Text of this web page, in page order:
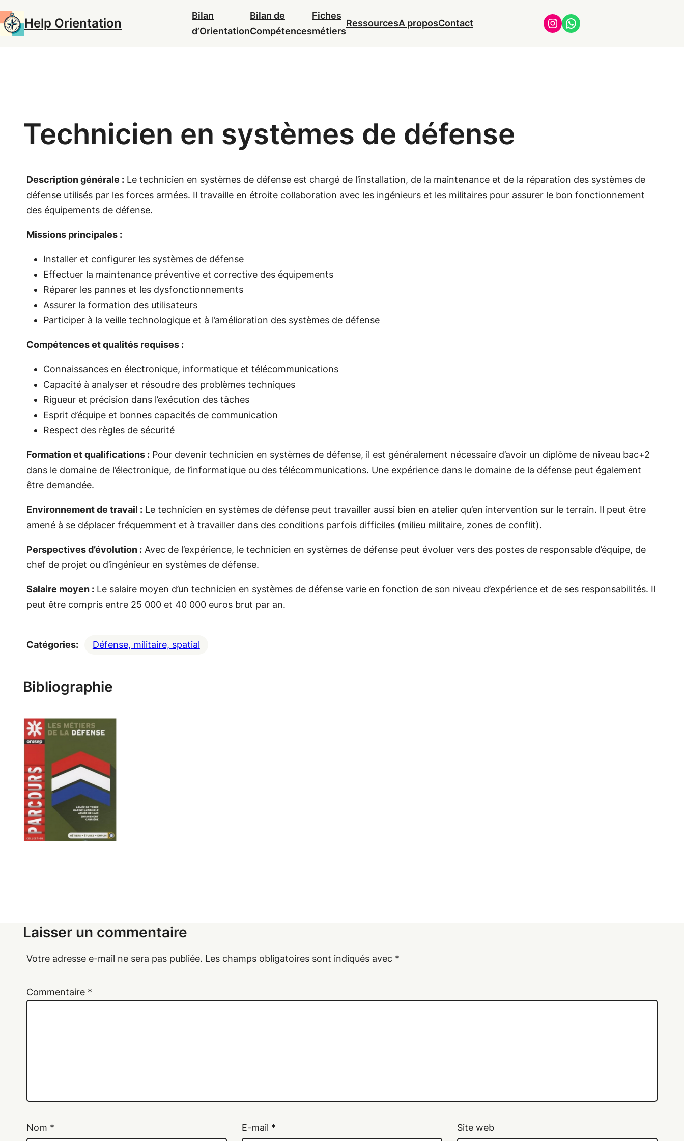
au
contenu
Help Orientation
Bilan
d’Orientation
Bilan de
Compétences
Fiches
métiers
RessourcesA proposContact Instagram
WhatsApp
Technicien en systèmes de défense
Description générale :Le technicien en systèmes de défense est chargé de l’installation, de la maintenance et de la réparation des systèmes de
défense utilisés par les forces armées. Il travaille en étroite collaboration avec les ingénieurs et les militaires pour assurer le bon fonctionnement
des équipements de défense.
Missions principales :
Installer et configurer les systèmes de défense
Effectuer la maintenance préventive et corrective des équipements
Réparer les pannes et les dysfonctionnements
Assurer la formation des utilisateurs
Participer à la veille technologique et à l’amélioration des systèmes de défense
Compétences et qualités requises :
Connaissances en électronique, informatique et télécommunications
Capacité à analyser et résoudre des problèmes techniques
Rigueur et précision dans l’exécution des tâches
Esprit d’équipe et bonnes capacités de communication
Respect des règles de sécurité
Formation et qualifications :Pour devenir technicien en systèmes de défense, il est généralement nécessaire d’avoir un diplôme de niveau bac+2
dans le domaine de l’électronique, de l’informatique ou des télécommunications. Une expérience dans le domaine de la défense peut également
être demandée.
Environnement de travail :Le technicien en systèmes de défense peut travailler aussi bien en atelier qu’en intervention sur le terrain. Il peut être
amené à se déplacer fréquemment et à travailler dans des conditions parfois difficiles (milieu militaire, zones de conflit).
Perspectives d’évolution :Avec de l’expérience, le technicien en systèmes de défense peut évoluer vers des postes de responsable d’équipe, de
chef de projet ou d’ingénieur en systèmes de défense.
Salaire moyen :Le salaire moyen d’un technicien en systèmes de défense varie en fonction de son niveau d’expérience et de ses responsabilités. Il
peut être compris entre 25 000 et 40 000 euros brut par an.
Catégories: Défense, militaire, spatial
Bibliographie
Laisser un commentaire
Votre adresse e-mail ne sera pas publiée. Les champs obligatoires sont indiqués avec *
Commentaire *
Nom * E-mail * Site web